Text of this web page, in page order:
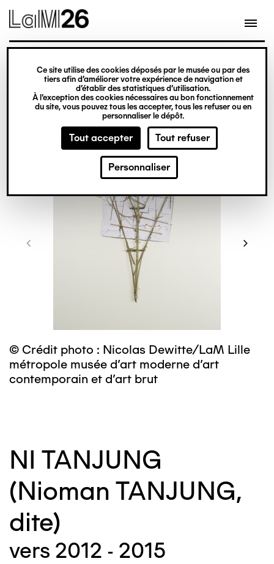
Gestion des cookies
Ce site utilise des cookies déposés par le musée ou par des
tiers afin d’améliorer votre expérience de navigation et
d’établir des statistiques d’utilisation.
À l’exception des cookies nécessaires au bon fonctionnement
du site, vous pouvez tous les accepter, tous les refuser ou en
personnaliser le dépôt.
Tout accepter Tout refuser
Personnaliser
contenu
© Crédit photo : Nicolas Dewitte/LaM Lille
métropole musée d’art moderne d’art
contemporain et d’art brut
NI TANJUNG
(Nioman TANJUNG,
dite)
vers 2012 - 2015